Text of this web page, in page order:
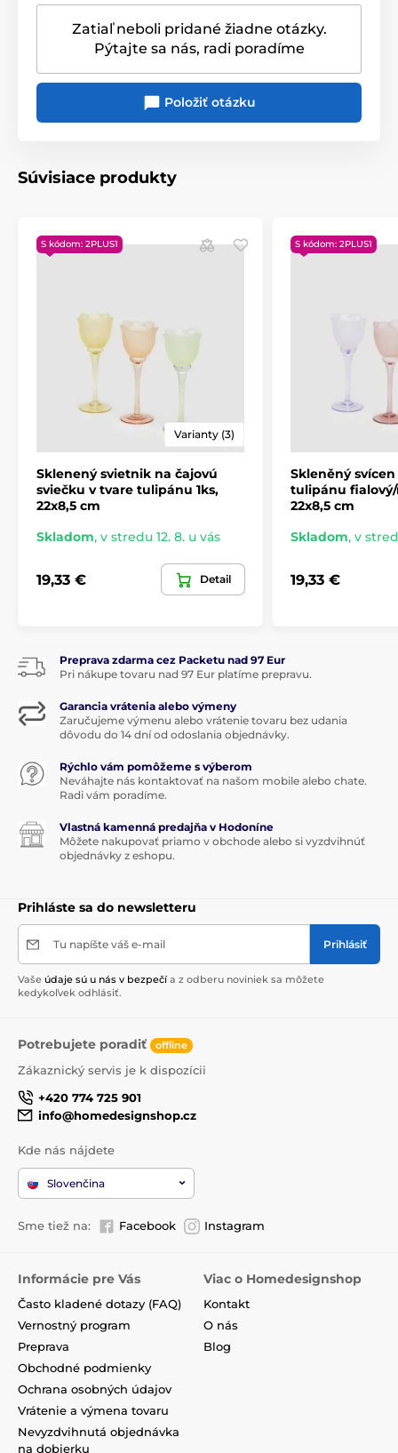
Zatiaľ neboli pridané žiadne otázky.
Pýtajte sa nás, radi poradíme
Položiť otázku
Súvisiace produkty
S kódom: 2PLUS1
Varianty (3)
Sklenený svietnik na čajovú
sviečku v tvare tulipánu 1ks,
22x8,5 cm
Skladom, v stredu 12. 8. u vás
19,33 € Detail
S kódom: 2PLUS1
Skleněný
tulipánu fialový/
22x8,5 cm
Skladom, v
19,33 €
Preprava zdarma cez Packetu nad 97 Eur
Pri nákupe tovaru nad 97 Eur platíme prepravu.
Garancia vrátenia alebo výmeny
Zaručujeme výmenu alebo vrátenie tovaru bez udania
dôvodu do 14 dní od odoslania objednávky.
Rýchlo vám pomôžeme s výberom
Neváhajte nás kontaktovať na našom mobile alebo chate.
Radi vám poradíme.
Vlastná kamenná predajňa v Hodoníne
Môžete nakupovať priamo v obchode alebo si vyzdvihnúť
objednávky z eshopu.
Prihláste sa do newsletteru
Tu napíšte váš e-mail Prihlásiť
Vaše údaje sú u nás v bezpečí a z odberu noviniek sa môžete
kedykoľvek odhlásiť.
Potrebujete poradiť offline
Zákaznický servis je k dispozícii
+420 774 725 901
info@homedesignshop.cz
Kde nás nájdete
Slovenčina
Sme tiež na: Facebook Instagram
Informácie pre Vás
Často kladené dotazy (FAQ)
Vernostný program
Preprava
Obchodné podmienky
Ochrana osobných údajov
Vrátenie a výmena tovaru
Nevyzdvihnutá objednávka
na dobierku
Viac o Homedesignshop
Kontakt
O nás
Blog